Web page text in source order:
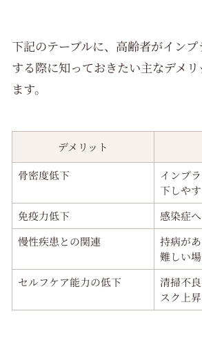
下記のテーブルに、高齢者がイン
する際に知っておきたい主なデメ
ます。
デメリット
骨密度低下
インプ
下しや
免疫力低下
感染症
慢性疾患との関連
持病が
難しい
セルフケア能力の低下
清掃不
スク上昇